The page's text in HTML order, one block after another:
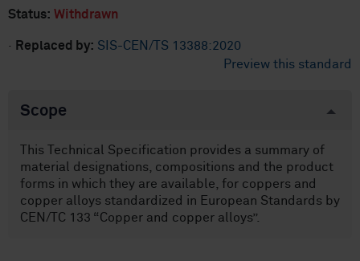
Status: Withdrawn
· Replaced by: SIS-CEN/TS 13388:2020
Preview this standard
Scope
This Technical Specification provides a summary of
material designations, compositions and the product
forms in which they are available, for coppers and
copper alloys standardized in European Standards by
CEN/TC 133 “Copper and copper alloys”.